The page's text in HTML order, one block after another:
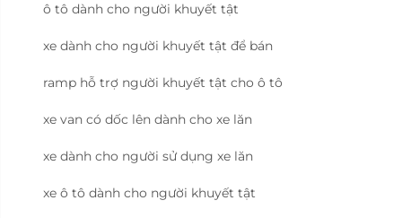
ô tô dành cho người khuyết tật
xe dành cho người khuyết tật để bán
ramp hỗ trợ người khuyết tật cho ô tô
xe van có dốc lên dành cho xe lăn
xe dành cho người sử dụng xe lăn
xe ô tô dành cho người khuyết tật